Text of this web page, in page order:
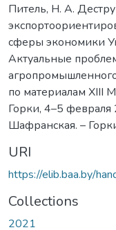
Питель, Н. А.
сферы экономики
Актуальные
агропромышленного
по материалам ХIII
Горки, 4–5 февраля
Шафранская. –
URI
https://elib.baa.by/
Collections
2021